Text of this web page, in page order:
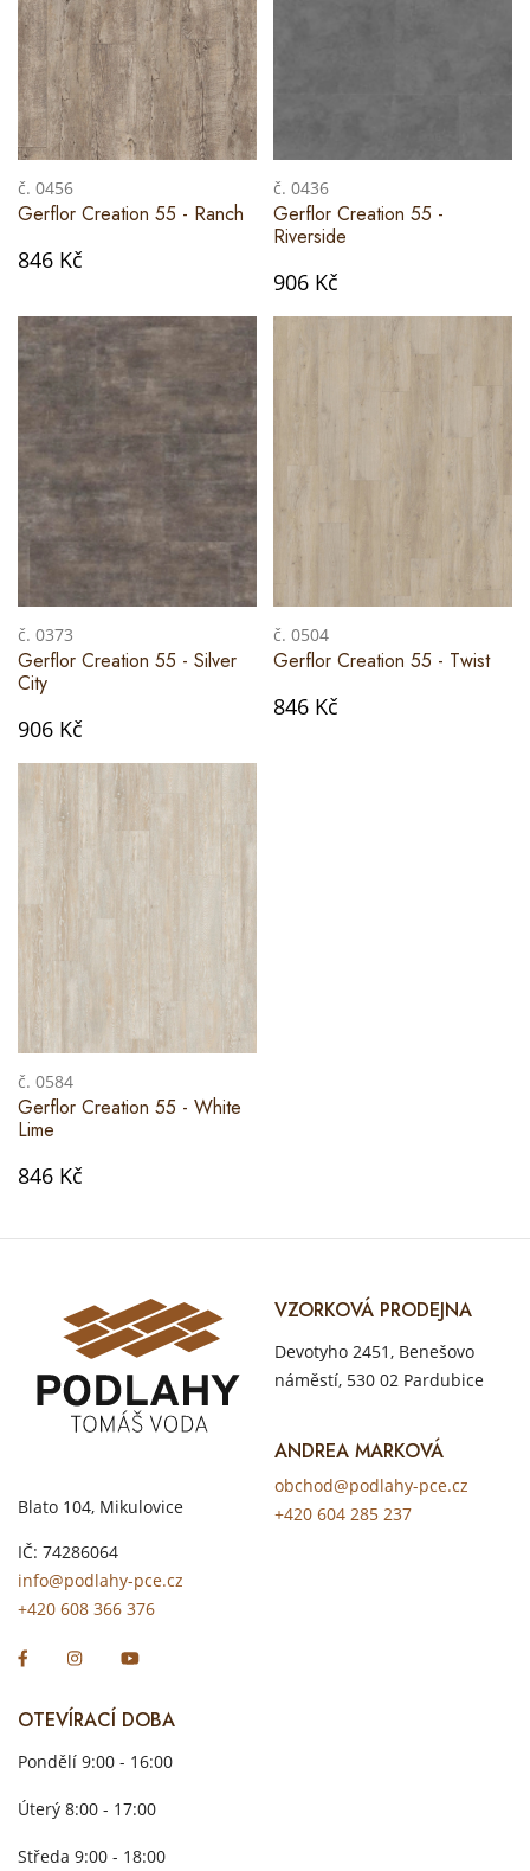
č. 0456
Gerflor Creation 55 - Ranch
846 Kč
č. 0436
Gerflor Creation 55 -
Riverside
906 Kč
č. 0373
Gerflor Creation 55 - Silver
City
906 Kč
č. 0504
Gerflor Creation 55 - Twist
846 Kč
č. 0584
Gerflor Creation 55 - White
Lime
846 Kč
Blato 104, Mikulovice
IČ: 74286064
info@podlahy-pce.cz
+420 608 366 376
VZORKOVÁ PRODEJNA
Devotyho 2451, Benešovo
náměstí, 530 02 Pardubice
ANDREA MARKOVÁ
obchod@podlahy-pce.cz
+420 604 285 237
OTEVÍRACÍ DOBA
Pondělí 9:00 - 16:00
Úterý 8:00 - 17:00
Středa 9:00 - 18:00